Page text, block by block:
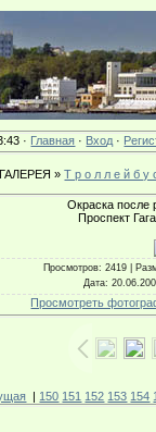
· Главная · Вход ·
»Т р о л л е й б у
Окраска после
Проспект
Просмотров: 2419 |
Дата:
Просмотреть
| 150 151 152 153 154